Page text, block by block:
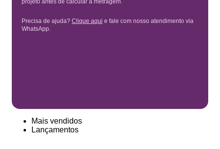
Precisa de ajuda? Clique aqui e fale com nosso atendimento via
WhatsApp.
Mais vendidos
Lançamentos